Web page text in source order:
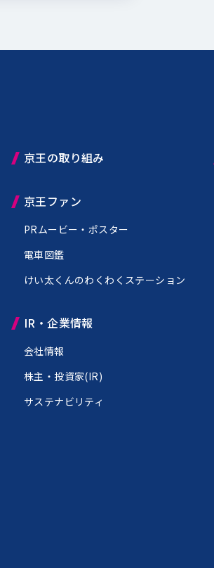
京王の取り組み
京王ファン
PRムービー・ポスター
電車図鑑
けい太くんのわくわくステーション
IR・企業情報
会社情報
株主・投資家(IR)
サステナビリティ